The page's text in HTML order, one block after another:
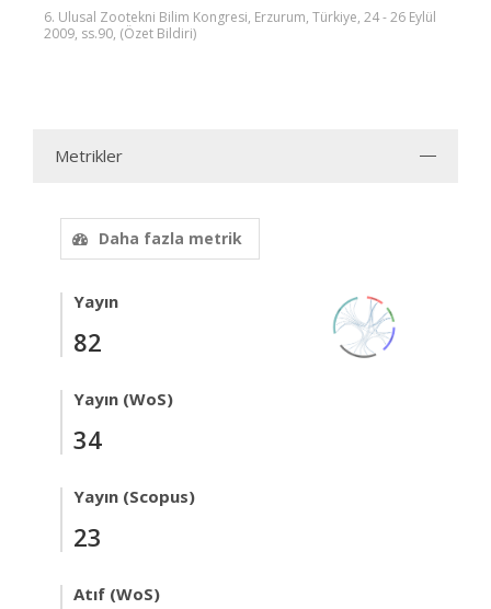
6. Ulusal Zootekni Bilim Kongresi, Erzurum, Türkiye, 24 - 26 Eylül
2009, ss.90, (Özet Bildiri)
Metrikler
Daha fazla metrik
Yayın
82
Yayın (WoS)
34
Yayın (Scopus)
23
Atıf (WoS)